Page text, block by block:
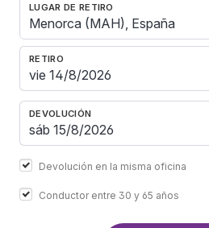
LUGAR DE RETIRO
RETIRO
DEVOLUCIÓN
Devolución en la misma oficina
Conductor entre 30 y 65 años